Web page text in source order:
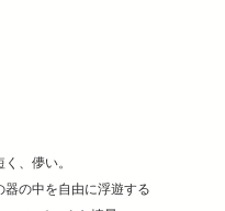
、儚い。
の中を自由に浮遊する